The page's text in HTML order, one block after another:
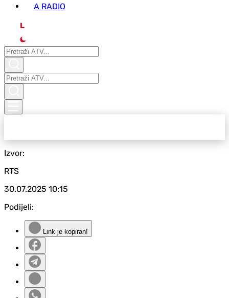
A RADIO
L
Izvor:
RTS
30.07.2025 10:15
Podijeli:
Link je kopiran!